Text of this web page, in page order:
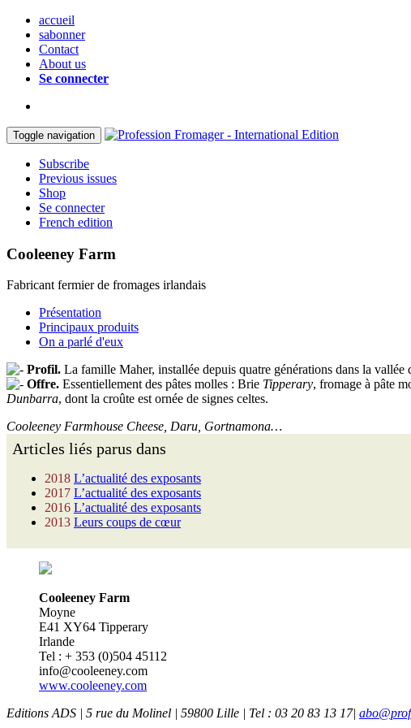
accueil
sabonner
Contact
About us
Se connecter
Toggle navigation
Subscribe
Previous issues
Shop
Se connecter
French edition
Cooleeney Farm
Fabricant fermier de fromages irlandais
Présentation
Principaux produits
On a parlé d'eux
Profil. La famille Maher, installée depuis quatre générations dans la
Offre. Essentiellement des pâtes molles : Brie Tipperary, fromage à pâte
Dunbarra, dont la croûte est ornée de signes celtes.
Cooleeney Farmhouse Cheese, Daru, Gortnamona…
Articles liés parus dans
2018 L’actualité des exposants
2017 L’actualité des exposants
2016 L’actualité des exposants
2013 Leurs coups de cœur
Cooleeney Farm
Moyne
E41 XY64 Tipperary
Irlande
Tel : + 353 (0)504 45112
info@cooleeney.com
www.cooleeney.com
Editions ADS | 5 rue du Molinel | 59800 Lille | Tel : 03 20 83 13 17|